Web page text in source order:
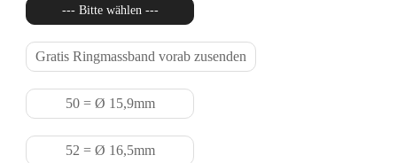
--- Bitte wählen ---
Gratis Ringmassband vorab zusenden
50 = Ø 15,9mm
52 = Ø 16,5mm